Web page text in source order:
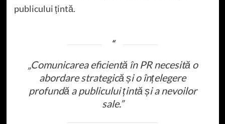
publicului țintă.
„Comunicarea eficientă în PR necesită o
abordare strategică și o înțelegere
profundă a publicului țintă și a nevoilor
sale.”